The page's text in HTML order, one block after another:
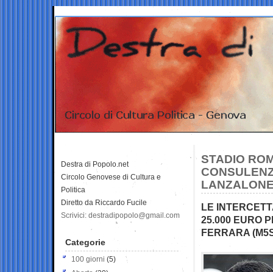
STADIO
LE
25.000 EURO
FERRARA
Destra di Popolo.net
Circolo Genovese di Cultura e
Politica
Diretto da Riccardo Fucile
Scrivici: destradipopolo@gmail.com
Categorie
100 giorni (5)